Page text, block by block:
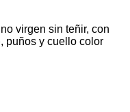
virgen sin teñir, con
puños y cuello color